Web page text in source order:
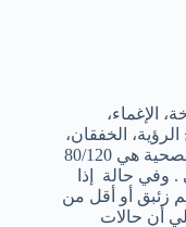
الإغماء،
الخفقان،
الجلد الرطب . غالباً فإن قراءة ضغط الدم الصحية هي 80/120
وفي حالة إذا
ضغط الدم بإستمرار 60/90 ملم زئبق أو أقل من
أن حالات